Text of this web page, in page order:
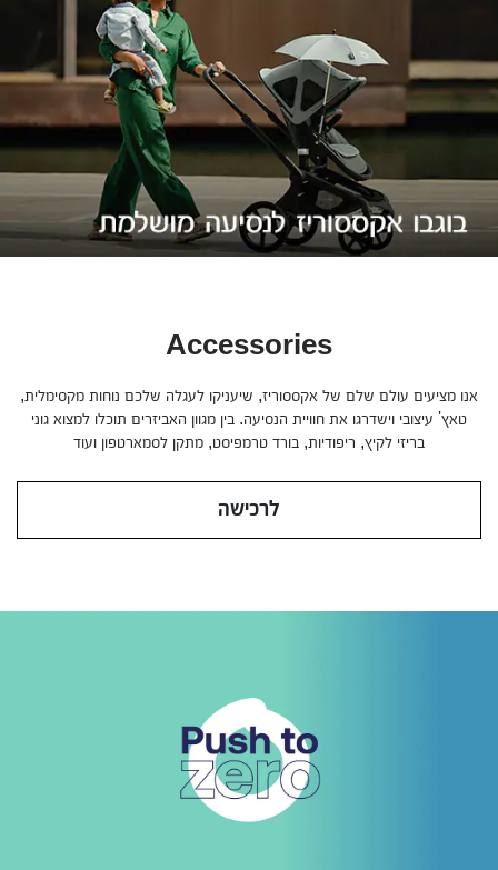
בוגבו פוקס 5 החדשה
נסיעה חלקה בכל תנאי דרך בשטח ובעיר
פרטים נוספים
Accessories
אנו מציעים עולם שלם של אקססוריז, שיעניקו לעגלה שלכם נוחות מקסימלית,
טאץ' עיצובי וישדרגו את חוויית הנסיעה. בין מגוון האביזרים תוכלו למצוא גוני
בריזי לקיץ, ריפודיות, בורד טרמפיסט, מתקן לסמארטפון ועוד
לרכישה